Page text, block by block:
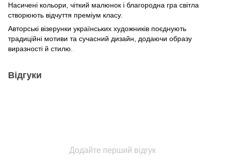
Насичені кольори, чіткий малюнок і благородна гра світла
створюють відчуття преміум класу.
Авторські візерунки українських художників поєднують
традиційні мотиви та сучасний дизайн, додаючи образу
виразності й стилю.
Відгуки
Додайте перший відгук